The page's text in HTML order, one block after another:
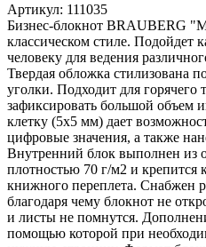
Артикул: 111035
Бизнес-блокнот BRAUBERG
классическом стиле. Подойдет
человеку для ведения
Твердая обложка стилизована
уголки. Подходит для горячего
зафиксировать большой объем
клетку (5х5 мм) дает
цифровые значения, а также
Внутренний блок выполнен из
плотностью 70 г/м2 и
книжного переплета. Снабжен
благодаря чему блокнот не
и листы не помнутся.
помощью которой при